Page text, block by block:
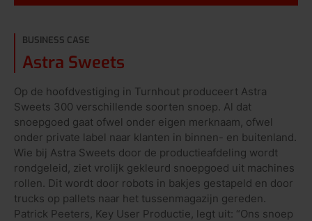
BUSINESS CASE
Astra Sweets
Op de hoofdvestiging in Turnhout produceert Astra
Sweets 300 verschillende soorten snoep. Al dat
snoepgoed gaat ofwel onder eigen merknaam, ofwel
onder private label naar klanten in binnen- en buitenland.
Wie bij Astra Sweets door de productieafdeling wordt
rondgeleid, ziet vrolijk gekleurd snoepgoed uit machines
rollen. Dit wordt door robots in bakjes gestapeld en door
trucks op pallets naar het tussenmagazijn gereden.
Patrick Peeters, Key User Productie, legt uit: “Ons snoep